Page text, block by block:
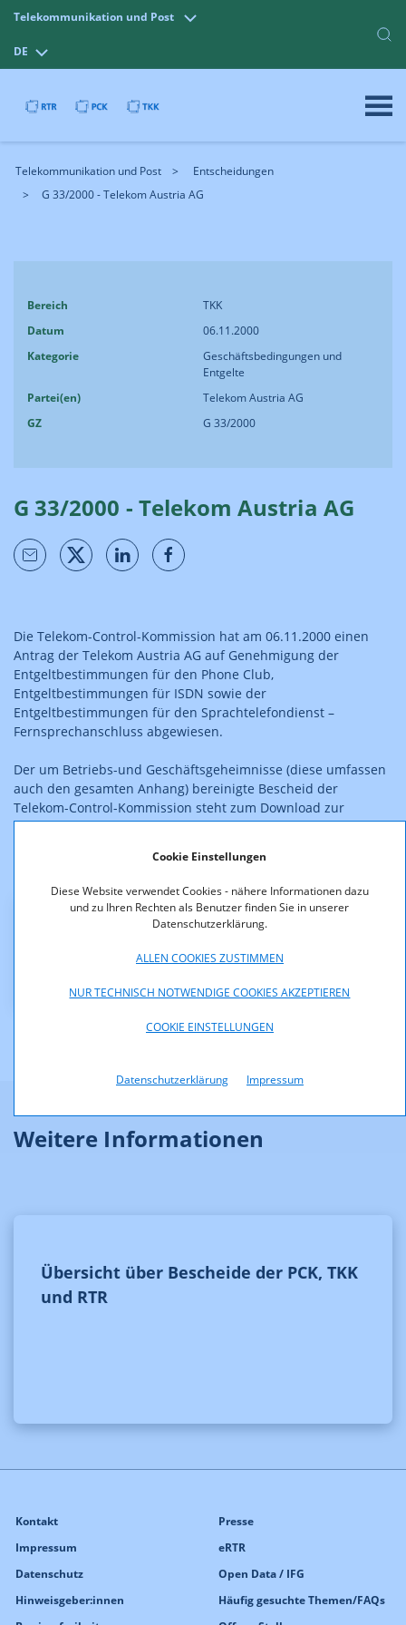
Cookie Einstellungen
Diese Website verwendet Cookies - nähere Informationen dazu
und zu Ihren Rechten als Benutzer finden Sie in unserer
Datenschutzerklärung.
ALLEN COOKIES ZUSTIMMEN
NUR TECHNISCH NOTWENDIGE COOKIES AKZEPTIEREN
COOKIE EINSTELLUNGEN
Datenschutzerklärung Impressum
Telekommunikation und Post
DE
Telekommunikation und Post
Entscheidungen
G 33/2000 - Telekom Austria AG
Bereich
TKK
Datum
06.11.2000
Kategorie
Geschäftsbedingungen und
Entgelte
Partei(en)
Telekom Austria AG
GZ
G 33/2000
G 33/2000 - Telekom Austria AG
Die Telekom-Control-Kommission hat am 06.11.2000 einen
Antrag der Telekom Austria AG auf Genehmigung der
Entgeltbestimmungen für den Phone Club,
Entgeltbestimmungen für ISDN sowie der
Entgeltbestimmungen für den Sprachtelefondienst –
Fernsprechanschluss abgewiesen.
Der um Betriebs-und Geschäftsgeheimnisse (diese umfassen
auch den gesamten Anhang) bereinigte Bescheid der
Telekom-Control-Kommission steht zum Download zur
Verfügung:
Weitere Informationen
Übersicht über Bescheide der PCK, TKK
und RTR
Kontakt
Impressum
Datenschutz
Hinweisgeber:innen
Presse
eRTR
Open Data / IFG
Häufig gesuchte Themen/FAQs